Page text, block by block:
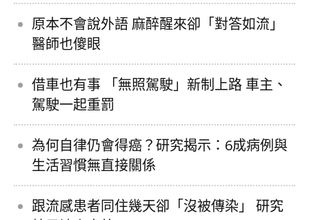
原本不會說外語 麻醉醒來卻「對答如流」
醫師也傻眼
借車也有事 「無照駕駛」新制上路 車主、
駕駛一起重罰
為何自律仍會得癌？研究揭示：6成病例與
生活習慣無直接關係
跟流感患者同住幾天卻「沒被傳染」 研究